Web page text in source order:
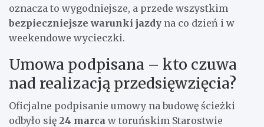
oznacza to wygodniejsze, a przede wszystkim
bezpieczniejsze warunki jazdy na co dzień i w
weekendowe wycieczki.
Umowa podpisana – kto czuwa
nad realizacją przedsięwzięcia?
Oficjalne podpisanie umowy na budowę ścieżki
odbyło się 24 marca w toruńskim Starostwie